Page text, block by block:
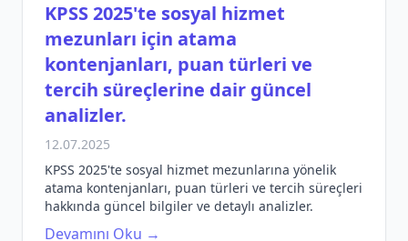
KPSS 2025'te sosyal hizmet
mezunları için atama
kontenjanları, puan türleri ve
tercih süreçlerine dair güncel
analizler.
12.07.2025
KPSS 2025'te sosyal hizmet mezunlarına yönelik
atama kontenjanları, puan türleri ve tercih süreçleri
hakkında güncel bilgiler ve detaylı analizler.
Devamını Oku →